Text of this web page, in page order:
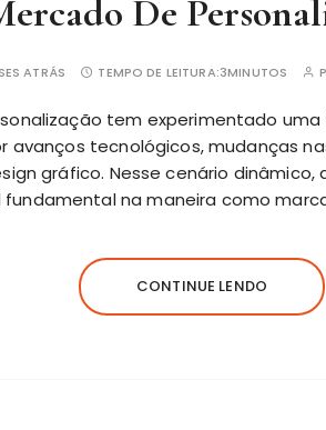
De
ATRÁS TEMPO DE LEITURA:3MINUTOS
tem experimentado
avanços tecnológicos, mudanças
gráfico. Nesse cenário
na maneira como
CONTINUE LENDO